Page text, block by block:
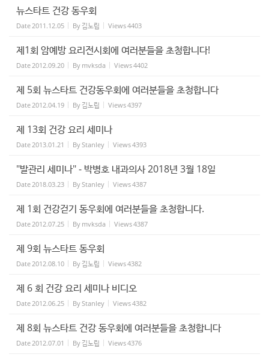
뉴스타트 건강 동우회
Date2011.12.05 By 김노립 Views4403
제1회 암예방 요리전시회에 여러분들을 초청합니다!
Date2012.09.20 By mvksda Views4402
제 5회 뉴스타트 건강동우회에 여러분들을 초청합니다
Date2012.04.19 By 김노립 Views4397
제 13회 건강 요리 세미나
Date2013.01.21 ByStanley Views4393
"발관리 세미나" - 박병호 내과의사 2018년 3월 18일
Date2018.03.23 ByStanley Views4387
제 1회 건강걷기 동우회에 여러분들을 초청합니다.
Date2012.07.25 By mvksda Views4387
제 9회 뉴스타트 동우회
Date2012.08.10 By 김노립 Views4382
제 6 회 건강 요리 세미나 비디오
Date2012.06.25 ByStanley Views4382
제 8회 뉴스타트 건강 동우회에 여러분들을 초청합니다
Date2012.07.01 By 김노립 Views4376